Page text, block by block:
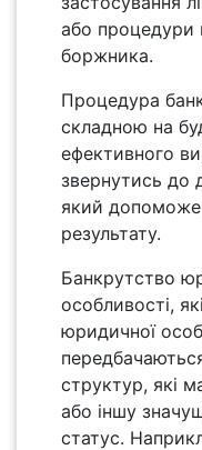
або процедури
боржника.
Процедура
складною на
ефективного
звернутись до
який
результату.
Банкрутство
особливості,
юридичної
структур, які
або іншу
статус.